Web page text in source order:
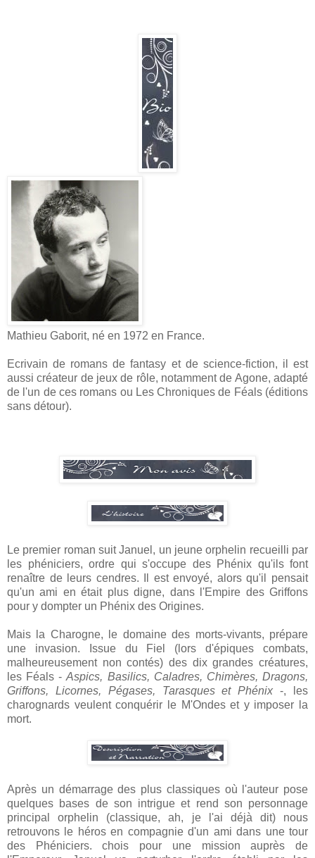
Mathieu Gaborit, né en 1972 en France.
Ecrivain de romans de fantasy et de science-fiction, il est
aussi créateur de jeux de rôle, notamment de Agone, adapté
de l'un de ces romans ou Les Chroniques de Féals (éditions
sans détour).
Le premier roman suit Januel, un jeune orphelin recueilli par
les phéniciers, ordre qui s'occupe des Phénix qu'ils font
renaître de leurs cendres. Il est envoyé, alors qu'il pensait
qu'un ami en était plus digne, dans l'Empire des Griffons
pour y dompter un Phénix des Origines.
Mais la Charogne, le domaine des morts-vivants, prépare
une invasion. Issue du Fiel (lors d'épiques combats,
malheureusement non contés) des dix grandes créatures,
les Féals -Aspics, Basilics, Caladres, Chimères, Dragons,
Griffons, Licornes, Pégases, Tarasques et Phénix-, les
charognards veulent conquérir le M'Ondes et y imposer la
mort.
Après un démarrage des plus classiques où l'auteur pose
quelques bases de son intrigue et rend son personnage
principal orphelin (classique, ah, je l'ai déjà dit) nous
retrouvons le héros en compagnie d'un ami dans une tour
des Phéniciers. chois pour une mission auprès de